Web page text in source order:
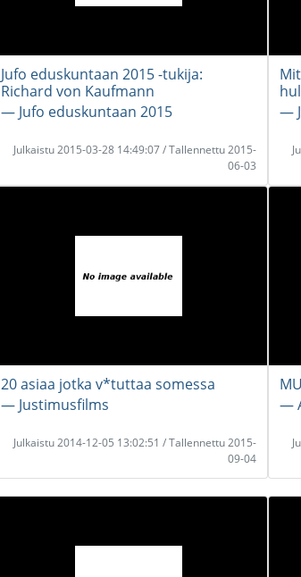
Jufo eduskuntaan 2015 -tukija:
Richard von Kaufmann
― Jufo eduskuntaan 2015
Julkaistu 2015-03-28 14:49:07 / Tallennettu 2015-
06-03
―
20 asiaa jotka v*tuttaa somessa
― Justimusfilms
Julkaistu 2014-12-05 13:02:51 / Tallennettu 2015-
09-04
―